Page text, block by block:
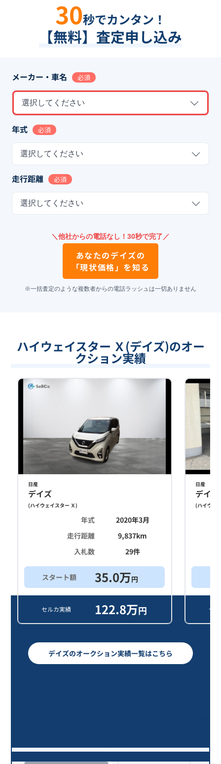
30秒でカンタン！
【無料】査定申し込み
メーカー・車名 必須
選択してください
年式 必須
選択してください
走行距離 必須
選択してください
＼他社からの電話なし！30秒で完了／
あなたのデイズの
「現状価格」を知る
※一括査定のような複数者からの電話ラッシュは一切ありません
ハイウェイスター Ｘ(デイズ)のオー
クション実績
日産
デイズ
(ハイウェイスター Ｘ)
年式
2020年3月
走行距離
9,837km
入札数
29件
スタート額 35.0万円
セルカ実績 122.8万円
日産
デイズ
(ハイウェ
セ
デイズのオークション実績一覧はこちら